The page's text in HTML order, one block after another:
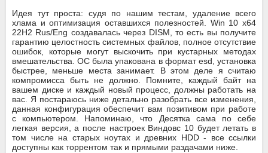
Идея тут проста: судя по нашим тестам, удаление всего
хлама и оптимизация оставшихся полезностей. Win 10 x64
22H2 Rus/Eng создавалась через DISM, то есть вы получите
гарантию целостность системных файлов, полное отсутствие
ошибок, которые могут выскочить при кустарных методах
вмешательства. ОС была упакована в формат esd, установка
быстрее, меньше места занимает. В этом деле я считаю
компромисса быть не должно. Помните, каждый байт на
вашем диске и каждый новый процесс, должны работать на
вас. Я постараюсь ниже детально разобрать все изменения,
данная конфигурация обеспечит вам позитивом при работе
с компьютером. Напоминаю, что Десятка сама по себе
легкая версия, а после настроек Виндовс 10 будет летать в
том числе на старых ноутах и древних HDD - все ссылки
доступны как торрентом так и прямыми раздачами ниже.